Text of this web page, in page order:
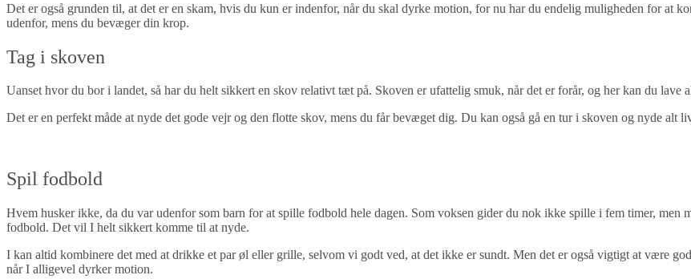
Det er også grunden til, at det er en skam, hvis du kun er indenfor, når du skal dyrke motion, for nu har du endelig muligheden for at
udenfor, mens du bevæger din krop.
Tag i skoven
Uanset hvor du bor i landet, så har du helt sikkert en skov relativt tæt på. Skoven er ufattelig smuk, når det er forår, og her kan du
Det er en perfekt måde at nyde det gode vejr og den flotte skov, mens du får bevæget dig. Du kan også gå en tur i skoven og nyde alt
Spil fodbold
Hvem husker ikke, da du var udenfor som barn for at spille fodbold hele dagen. Som voksen gider du nok ikke spille i fem timer, men
fodbold. Det vil I helt sikkert komme til at nyde.
I kan altid kombinere det med at drikke et par øl eller grille, selvom vi godt ved, at det ikke er sundt. Men det er også vigtigt at være
når I alligevel dyrker motion.